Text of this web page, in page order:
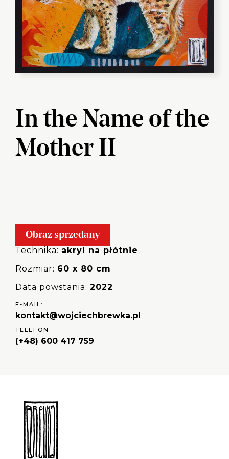
In the Name of the
Mother II
Obraz sprzedany
Technika: akryl na płótnie
Rozmiar: 60 x 80 cm
Data powstania: 2022
E-MAIL:
kontakt@wojciechbrewka.pl
TELEFON:
(+48) 600 417 759